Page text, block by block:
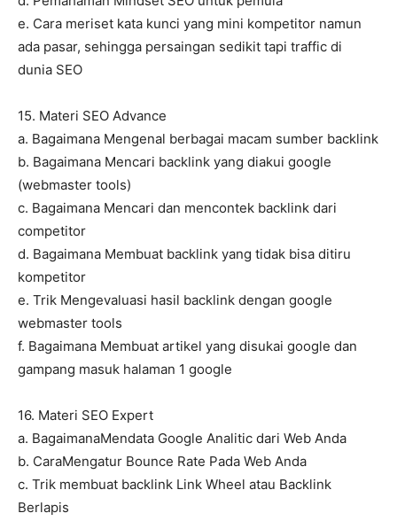
e. Cara meriset kata kunci yang mini kompetitor namun
ada pasar, sehingga persaingan sedikit tapi traffic di
dunia SEO
15. Materi SEO Advance
a. Bagaimana Mengenal berbagai macam sumber backlink
b. Bagaimana Mencari backlink yang diakui google
(webmaster tools)
c. Bagaimana Mencari dan mencontek backlink dari
competitor
d. Bagaimana Membuat backlink yang tidak bisa ditiru
kompetitor
e. Trik Mengevaluasi hasil backlink dengan google
webmaster tools
f. Bagaimana Membuat artikel yang disukai google dan
gampang masuk halaman 1 google
16. Materi SEO Expert
a. BagaimanaMendata Google Analitic dari Web Anda
b. CaraMengatur Bounce Rate Pada Web Anda
c. Trik membuat backlink Link Wheel atau Backlink
Berlapis